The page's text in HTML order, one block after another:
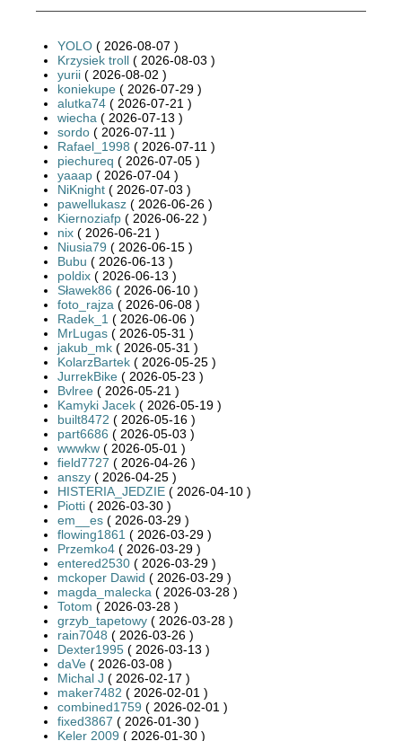
YOLO ( 2026-08-07 )
Krzysiek troll ( 2026-08-03 )
yurii ( 2026-08-02 )
koniekupe ( 2026-07-29 )
alutka74 ( 2026-07-21 )
wiecha ( 2026-07-13 )
sordo ( 2026-07-11 )
Rafael_1998 ( 2026-07-11 )
piechureq ( 2026-07-05 )
yaaap ( 2026-07-04 )
NiKnight ( 2026-07-03 )
pawellukasz ( 2026-06-26 )
Kiernoziafp ( 2026-06-22 )
nix ( 2026-06-21 )
Niusia79 ( 2026-06-15 )
Bubu ( 2026-06-13 )
poldix ( 2026-06-13 )
Sławek86 ( 2026-06-10 )
foto_rajza ( 2026-06-08 )
Radek_1 ( 2026-06-06 )
MrLugas ( 2026-05-31 )
jakub_mk ( 2026-05-31 )
KolarzBartek ( 2026-05-25 )
JurrekBike ( 2026-05-23 )
Bvlree ( 2026-05-21 )
Kamyki Jacek ( 2026-05-19 )
built8472 ( 2026-05-16 )
part6686 ( 2026-05-03 )
wwwkw ( 2026-05-01 )
field7727 ( 2026-04-26 )
anszy ( 2026-04-25 )
HISTERIA_JEDZIE ( 2026-04-10 )
Piotti ( 2026-03-30 )
em__es ( 2026-03-29 )
flowing1861 ( 2026-03-29 )
Przemko4 ( 2026-03-29 )
entered2530 ( 2026-03-29 )
mckoper Dawid ( 2026-03-29 )
magda_malecka ( 2026-03-28 )
Totom ( 2026-03-28 )
grzyb_tapetowy ( 2026-03-28 )
rain7048 ( 2026-03-26 )
Dexter1995 ( 2026-03-13 )
daVe ( 2026-03-08 )
Michal J ( 2026-02-17 )
maker7482 ( 2026-02-01 )
combined1759 ( 2026-02-01 )
fixed3867 ( 2026-01-30 )
Keler 2009 ( 2026-01-30 )